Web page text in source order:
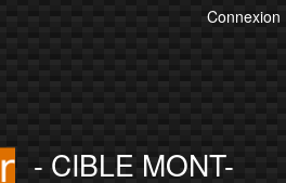
Connexion
- CIBLE MONT-